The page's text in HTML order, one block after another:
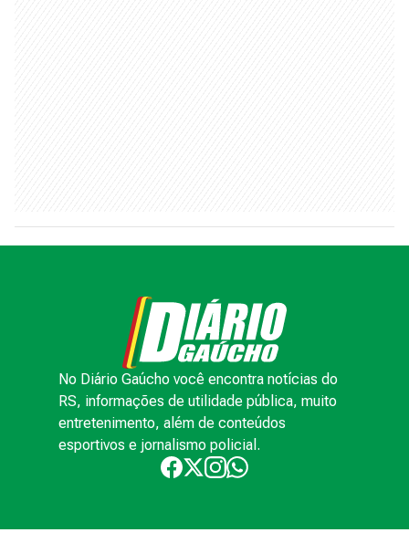
No Diário Gaúcho você encontra notícias do
RS, informações de utilidade pública, muito
entretenimento, além de conteúdos
esportivos e jornalismo policial.